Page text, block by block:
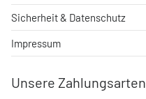
Unsere Zahlungsarten
Sicherheit & Datenschutz
Impressum